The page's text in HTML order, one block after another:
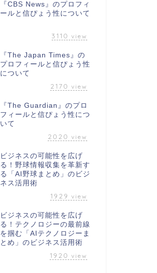
『CBS News』のプロフィ
ールと信ぴょう性について
3110 view
『The Japan Times』の
プロフィールと信ぴょう性
について
2170 view
『The Guardian』のプロ
フィールと信ぴょう性につ
いて
2020 view
ビジネスの可能性を広げ
る！野球情報収集を革新す
る「AI野球まとめ」のビジ
ネス活用術
1929 view
ビジネスの可能性を広げ
る！テクノロジーの最前線
を掴む「AIテクノロジーま
とめ」のビジネス活用術
1920 view